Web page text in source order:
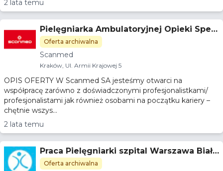
2 lata temu
Pielęgniarka Ambulatoryjnej Opieki Specj
alistycznej
Oferta archiwalna
Scanmed
Kraków, Ul. Armii Krajowej 5
OPIS OFERTY W Scanmed SA jesteśmy otwarci na
współpracę zarówno z doświadczonymi profesjonalistkami/
profesjonalistami jak również osobami na początku kariery –
chętnie wszys...
2 lata temu
Praca Pielęgniarki szpital Warszawa Biało
łęka
Oferta archiwalna